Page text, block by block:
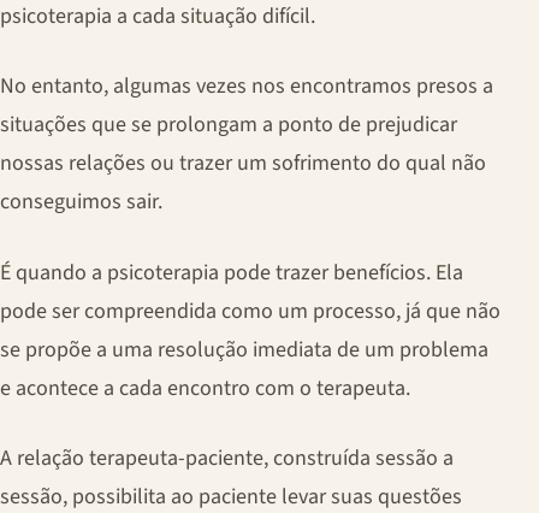
psicoterapia a cada situação difícil.
No entanto, algumas vezes nos encontramos presos a
situações que se prolongam a ponto de prejudicar
nossas relações ou trazer um sofrimento do qual não
conseguimos sair.
É quando a psicoterapia pode trazer benefícios. Ela
pode ser compreendida como um processo, já que não
se propõe a uma resolução imediata de um problema
e acontece a cada encontro com o terapeuta.
A relação terapeuta-paciente, construída sessão a
sessão, possibilita ao paciente levar suas questões